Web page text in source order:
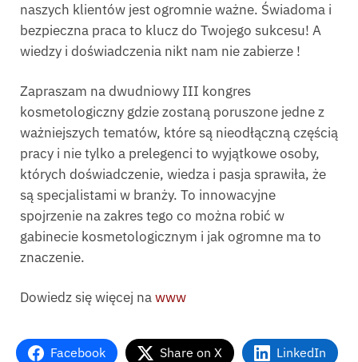
naszych klientów jest ogromnie ważne. Świadoma i
bezpieczna praca to klucz do Twojego sukcesu! A
wiedzy i doświadczenia nikt nam nie zabierze !
Zapraszam na dwudniowy III kongres
kosmetologiczny gdzie zostaną poruszone jedne z
ważniejszych tematów, które są nieodłączną częścią
pracy i nie tylko a prelegenci to wyjątkowe osoby,
których doświadczenie, wiedza i pasja sprawiła, że
są specjalistami w branży. To innowacyjne
spojrzenie na zakres tego co można robić w
gabinecie kosmetologicznym i jak ogromne ma to
znaczenie.
Dowiedz się więcej nawww
Facebook Share on X LinkedIn